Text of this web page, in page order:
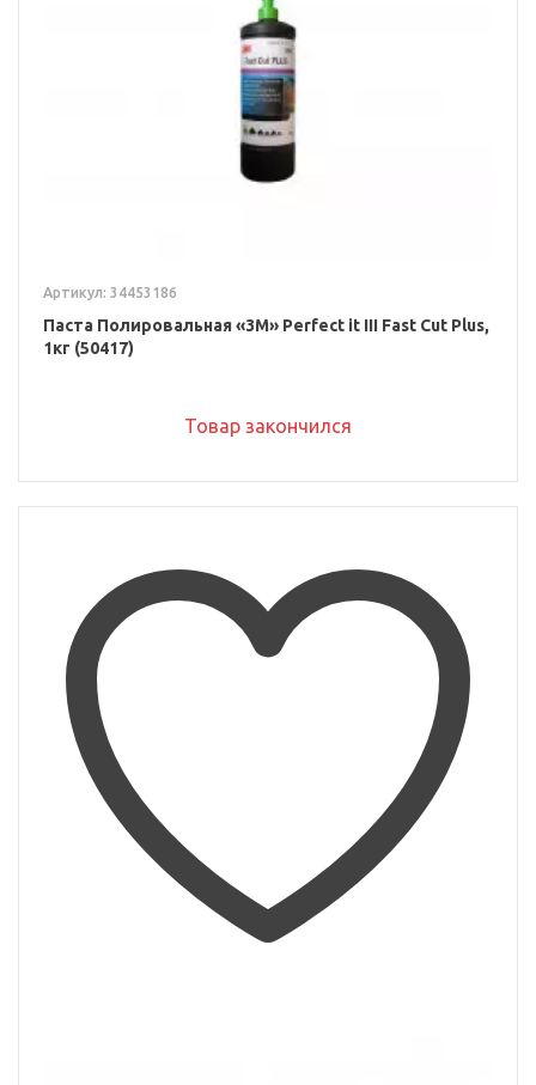
Артикул: 34453186
Паста Полировальная «3M» Perfect it III Fast Cut Plus,
1кг (50417)
Товар закончился